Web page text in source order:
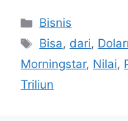
Kategori
Bisnis
Tag
Bisa, dari,
Morningstar, Nilai,
Triliun